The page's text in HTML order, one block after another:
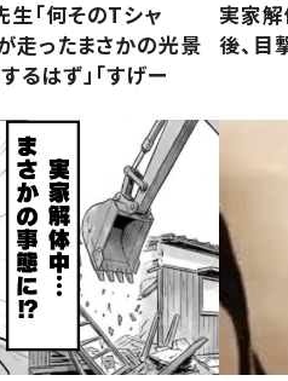
「何そのTシャ
走ったまさかの光景
るはず」「すげー
実家
後、目